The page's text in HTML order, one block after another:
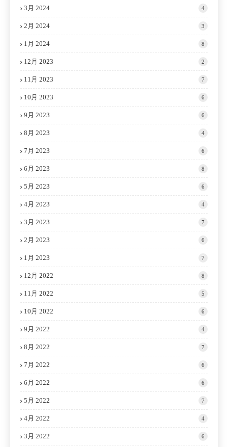
3月 2024 4
2月 2024 3
1月 2024 8
12月 2023 2
11月 2023 7
10月 2023 6
9月 2023 6
8月 2023 4
7月 2023 6
6月 2023 8
5月 2023 6
4月 2023 4
3月 2023 7
2月 2023 6
1月 2023 7
12月 2022 8
11月 2022 5
10月 2022 6
9月 2022 4
8月 2022 7
7月 2022 6
6月 2022 6
5月 2022 7
4月 2022 4
3月 2022 6